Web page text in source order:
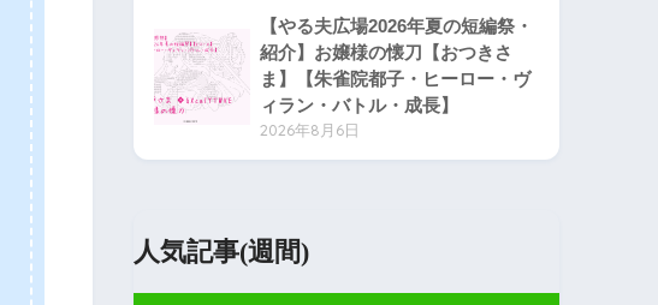
【やる夫広場2026年夏の短編祭・
紹介】お嬢様の懐刀【おつきさ
ま】【朱雀院都子・ヒーロー・ヴ
ィラン・バトル・成長】
2026年8月6日
人気記事(週間)